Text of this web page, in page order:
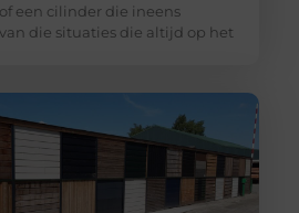
een cilinder die ineens
die situaties die altijd op het